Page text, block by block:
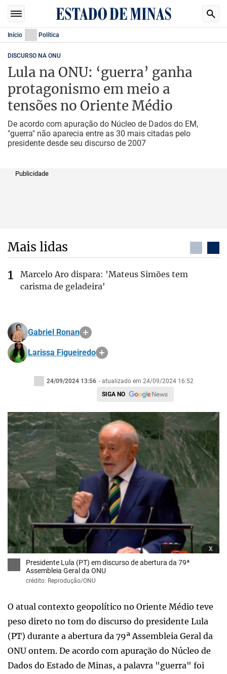
Início Política
DISCURSO NA ONU
Lula na ONU: ‘guerra’ ganha
protagonismo em meio a
tensões no Oriente Médio
De acordo com apuração do Núcleo de Dados do EM,
"guerra" não aparecia entre as 30 mais citadas pelo
presidente desde seu discurso de 2007
Publicidade
Mais lidas
Marcelo Aro dispara: 'Mateus Simões tem
carisma de geladeira'
Gabriel Ronan
Larissa Figueiredo
24/09/2024 13:56 - atualizado em 24/09/2024 16:52
SIGA NO
x
Presidente Lula (PT) em discurso de abertura da 79ª
Assembleia Geral da ONU
crédito: Reprodução/ONU
O atual contexto geopolítico no Oriente Médio teve
peso direto no tom do discurso do presidente Lula
(PT) durante a abertura da 79ª Assembleia Geral da
ONU ontem. De acordo com apuração do Núcleo de
Dados do Estado de Minas, a palavra "guerra" foi